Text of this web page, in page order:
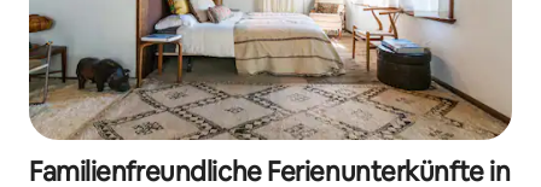
Familienfreundliche Ferienunterkünfte in